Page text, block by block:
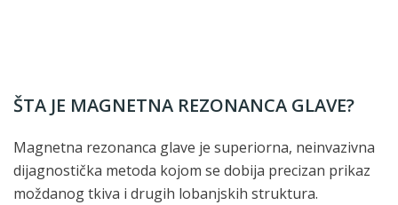
ŠTA JE MAGNETNA REZONANCA GLAVE?
Magnetna rezonanca glave je superiorna, neinvazivna
dijagnostička metoda kojom se dobija precizan prikaz
moždanog tkiva i drugih lobanjskih struktura.